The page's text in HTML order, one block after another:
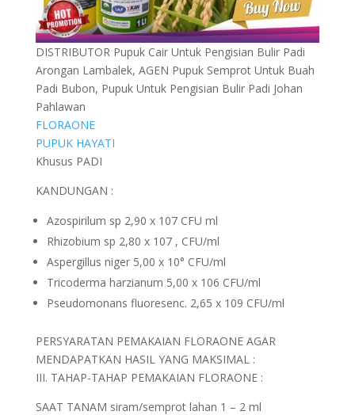
DISTRIBUTOR Pupuk Cair Untuk Pengisian Bulir Padi
Arongan Lambalek, AGEN Pupuk Semprot Untuk Buah
Padi Bubon, Pupuk Untuk Pengisian Bulir Padi Johan
Pahlawan
FLORAONE
PUPUK HAYATI
Khusus PADI
KANDUNGAN :
Azospirilum sp 2,90 x 107 CFU ml
Rhizobium sp 2,80 x 107 , CFU/ml
Aspergillus niger 5,00 x 10° CFU/ml
Tricoderma harzianum 5,00 x 106 CFU/ml
Pseudomonans fluoresenc. 2,65 x 109 CFU/ml
PERSYARATAN PEMAKAIAN FLORAONE AGAR
MENDAPATKAN HASIL YANG MAKSIMAL :
III. TAHAP-TAHAP PEMAKAIAN FLORAONE :
SAAT TANAM siram/semprot lahan 1 – 2 ml